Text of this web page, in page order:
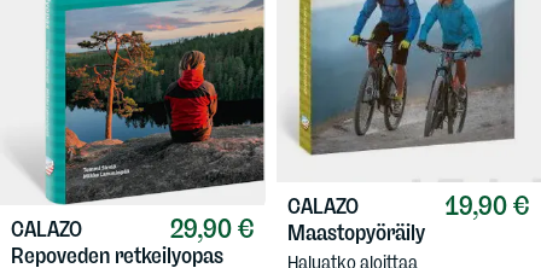
29,90 €
CALAZO
Repoveden retkeilyopas
19,90 €
CALAZO
Maastopyöräily
Haluatko aloittaa